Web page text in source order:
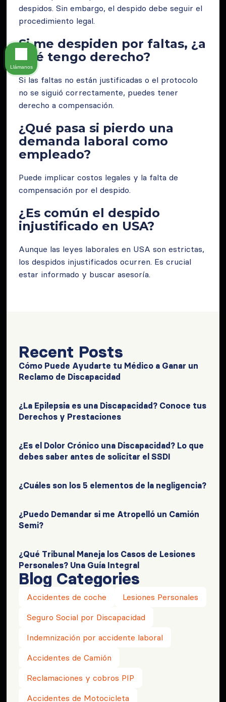
despidos. Sin embargo, el despido debe seguir el
procedimiento legal.
Si me despiden por faltas, ¿a
qué tengo derecho?
Si las faltas no están justificadas o el protocolo
no se siguió correctamente, puedes tener
derecho a compensación.
¿Qué pasa si pierdo una
demanda laboral como
empleado?
Puede implicar costos legales y la falta de
compensación por el despido.
¿Es común el despido
injustificado en USA?
Aunque las leyes laborales en USA son estrictas,
los despidos injustificados ocurren. Es crucial
estar informado y buscar asesoría.
Recent Posts
Cómo Puede Ayudarte tu Médico a Ganar un
Reclamo de Discapacidad
¿La Epilepsia es una Discapacidad? Conoce tus
Derechos y Prestaciones
¿Es el Dolor Crónico una Discapacidad? Lo que
debes saber antes de solicitar el SSDI
¿Cuáles son los 5 elementos de la negligencia?
¿Puedo Demandar si me Atropelló un Camión
Semi?
¿Qué Tribunal Maneja los Casos de Lesiones
Personales? Una Guía Integral
Blog Categories
Accidentes de coche
Lesiones Personales
Seguro Social por Discapacidad
Indemnización por accidente laboral
Accidentes de Camión
Reclamaciones y cobros PIP
Accidentes de Motocicleta
Llámanos